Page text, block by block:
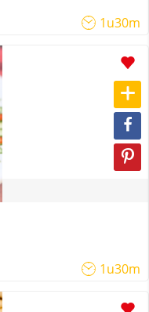
1u30m
1u30m